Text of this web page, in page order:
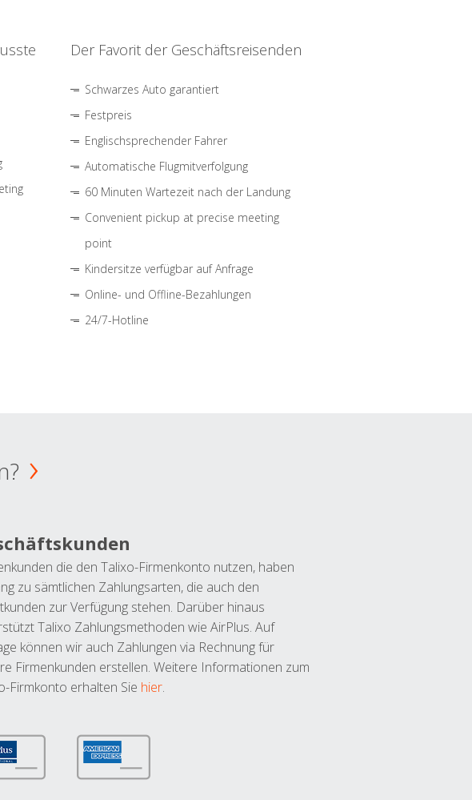
Der Favorit der Geschäftsreisenden
Schwarzes Auto garantiert
Festpreis
Englischsprechender Fahrer
Automatische Flugmitverfolgung
60 Minuten Wartezeit nach der Landung
Convenient pickup at precise meeting
point
Kindersitze verfügbar auf Anfrage
Online- und Offline-Bezahlungen
24/7-Hotline
die den Talixo-Firmenkonto nutzen, haben
zu sämtlichen Zahlungsarten, die auch den
zur Verfügung stehen. Darüber hinaus
Talixo Zahlungsmethoden wie AirPlus. Auf
können wir auch Zahlungen via Rechnung für
Firmenkunden erstellen. Weitere Informationen zum
Firmkonto erhalten Sie hier.